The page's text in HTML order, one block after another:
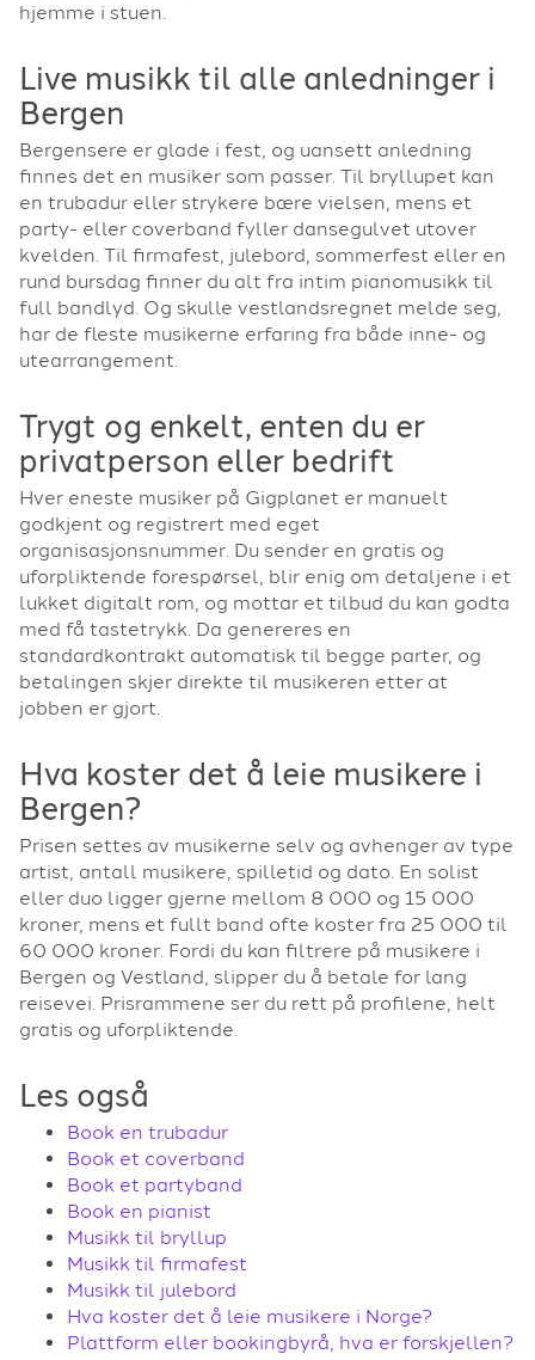
hjemme i stuen.
Live musikk til alle anledninger i
Bergen
Bergensere er glade i fest, og uansett anledning
finnes det en musiker som passer. Til bryllupet kan
en trubadur eller strykere bære vielsen, mens et
party- eller coverband fyller dansegulvet utover
kvelden. Til firmafest, julebord, sommerfest eller en
rund bursdag finner du alt fra intim pianomusikk til
full bandlyd. Og skulle vestlandsregnet melde seg,
har de fleste musikerne erfaring fra både inne- og
utearrangement.
Trygt og enkelt, enten du er
privatperson eller bedrift
Hver eneste musiker på Gigplanet er manuelt
godkjent og registrert med eget
organisasjonsnummer. Du sender en gratis og
uforpliktende forespørsel, blir enig om detaljene i et
lukket digitalt rom, og mottar et tilbud du kan godta
med få tastetrykk. Da genereres en
standardkontrakt automatisk til begge parter, og
betalingen skjer direkte til musikeren etter at
jobben er gjort.
Hva koster det å leie musikere i
Bergen?
Prisen settes av musikerne selv og avhenger av type
artist, antall musikere, spilletid og dato. En solist
eller duo ligger gjerne mellom 8 000 og 15 000
kroner, mens et fullt band ofte koster fra 25 000 til
60 000 kroner. Fordi du kan filtrere på musikere i
Bergen og Vestland, slipper du å betale for lang
reisevei. Prisrammene ser du rett på profilene, helt
gratis og uforpliktende.
Les også
Book en trubadur
Book et coverband
Book et partyband
Book en pianist
Musikk til bryllup
Musikk til firmafest
Musikk til julebord
Hva koster det å leie musikere i Norge?
Plattform eller bookingbyrå, hva er forskjellen?